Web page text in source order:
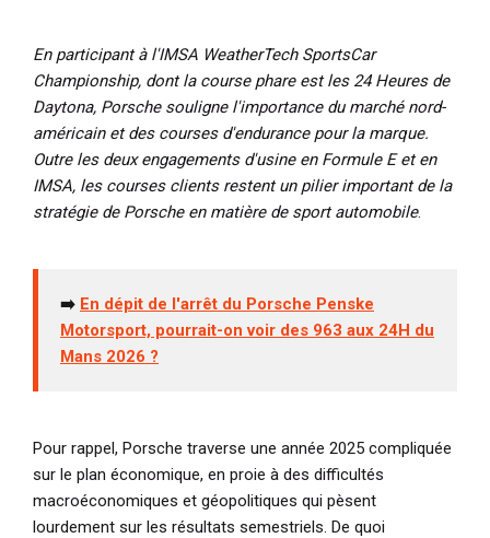
En participant à l'IMSA WeatherTech SportsCar
Championship, dont la course phare est les 24 Heures de
Daytona, Porsche souligne l'importance du marché nord-
américain et des courses d'endurance pour la marque.
Outre les deux engagements d'usine en Formule E et en
IMSA, les courses clients restent un pilier important de la
stratégie de Porsche en matière de sport automobile.
➡️ En dépit de l'arrêt du Porsche Penske
Motorsport, pourrait-on voir des 963 aux 24H du
Mans 2026 ?
Pour rappel, Porsche traverse une année 2025 compliquée
sur le plan économique, en proie à des difficultés
macroéconomiques et géopolitiques qui pèsent
lourdement sur les résultats semestriels. De quoi